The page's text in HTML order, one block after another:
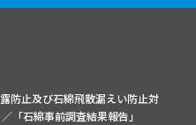
防止及び石綿飛散漏えい防止対
／「石綿事前調査結果報告」